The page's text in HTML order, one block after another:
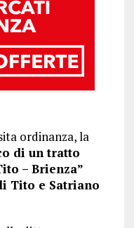
ordinanza, la
di un tratto
– Brienza”
Tito e Satriano